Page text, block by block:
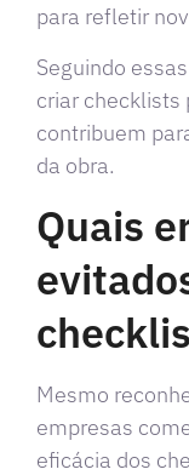
para refletir
Seguindo
criar checklists
contribuem
da obra.
Quais
Mesmo
empresas
eficácia dos